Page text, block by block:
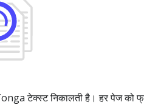
टेक्स्ट निकालती है। हर पेज को